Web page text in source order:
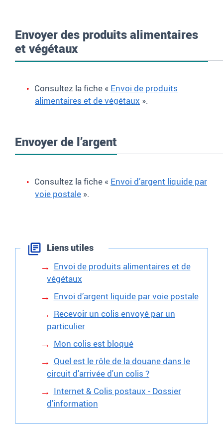
Envoyer des produits alimentaires
et végétaux
Consultez la fiche « Envoi de produits
alimentaires et de végétaux ».
Envoyer de l’argent
Consultez la fiche « Envoi d’argent liquide par
voie postale ».
Liens utiles
Envoi de produits alimentaires et de
végétaux
Envoi d’argent liquide par voie postale
Recevoir un colis envoyé par un
particulier
Mon colis est bloqué
Quel est le rôle de la douane dans le
circuit d’arrivée d'un colis ?
Internet & Colis postaux - Dossier
d'information